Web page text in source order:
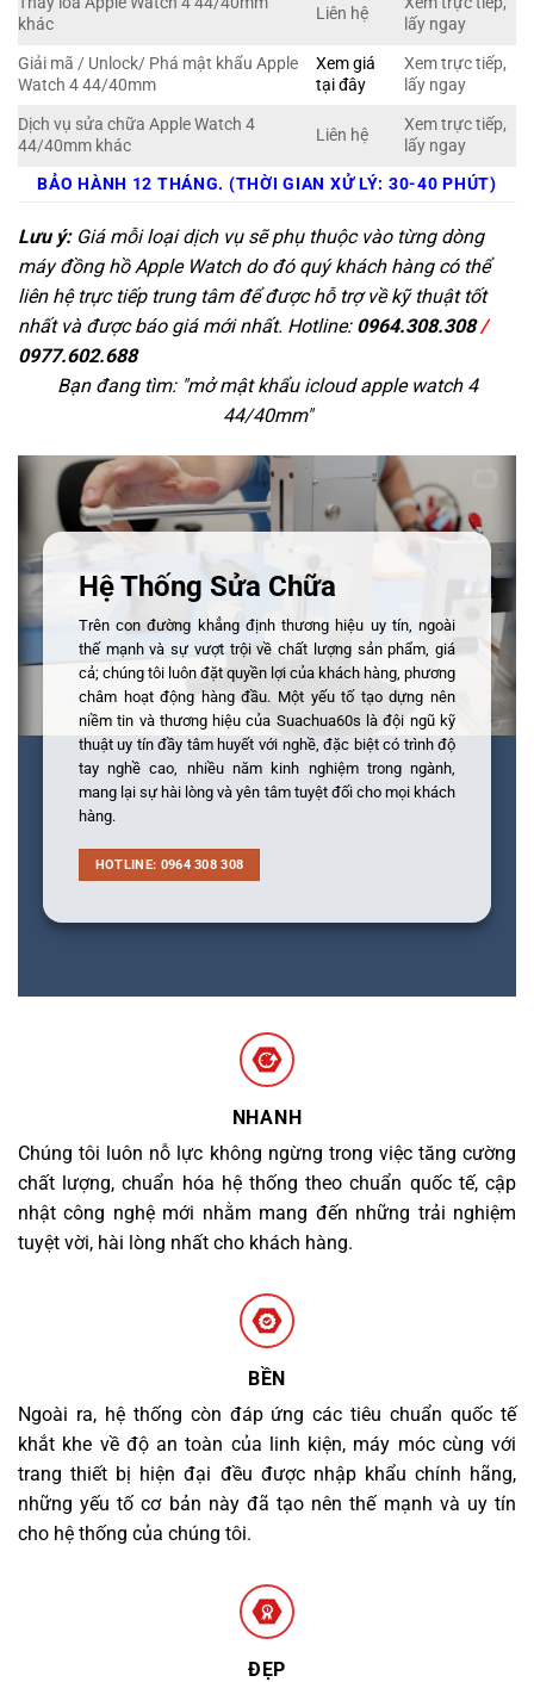
khác
Liên hệ
lấy ngay
Giải mã / Unlock/ Phá mật khẩu Apple
Watch 4 44/40mm
Xem giá
tại đây
Xem trực tiếp,
lấy ngay
Dịch vụ sửa chữa Apple Watch 4
44/40mm khác
Liên hệ
Xem trực tiếp,
lấy ngay
BẢO HÀNH 12 THÁNG. (THỜI GIAN XỬ LÝ: 30-40 PHÚT)
Lưu ý:Giá mỗi loại dịch vụ sẽ phụ thuộc vào từng dòng
máy đồng hồ Apple Watch do đó quý khách hàng có thể
liên hệ trực tiếp trung tâm để được hỗ trợ về kỹ thuật tốt
nhất và được báo giá mới nhất. Hotline: 0964.308.308/
0977.602.688
Bạn đang tìm: "mở mật khẩu icloud apple watch 4
44/40mm"
Hệ Thống Sửa Chữa
Trên con đường khẳng định thương hiệu uy tín, ngoài
thế mạnh và sự vượt trội về chất lượng sản phẩm, giá
cả; chúng tôi luôn đặt quyền lợi của khách hàng, phương
châm hoạt động hàng đầu. Một yếu tố tạo dựng nên
niềm tin và thương hiệu của Suachua60s là đội ngũ kỹ
thuật uy tín đầy tâm huyết với nghề, đặc biệt có trình độ
tay nghề cao, nhiều năm kinh nghiệm trong ngành,
mang lại sự hài lòng và yên tâm tuyệt đối cho mọi khách
hàng.
HOTLINE: 0964 308 308
NHANH
Chúng tôi luôn nỗ lực không ngừng trong việc tăng cường
chất lượng, chuẩn hóa hệ thống theo chuẩn quốc tế, cập
nhật công nghệ mới nhằm mang đến những trải nghiệm
tuyệt vời, hài lòng nhất cho khách hàng.
BỀN
Ngoài ra, hệ thống còn đáp ứng các tiêu chuẩn quốc tế
khắt khe về độ an toàn của linh kiện, máy móc cùng với
trang thiết bị hiện đại đều được nhập khẩu chính hãng,
những yếu tố cơ bản này đã tạo nên thế mạnh và uy tín
cho hệ thống của chúng tôi.
ĐẸP